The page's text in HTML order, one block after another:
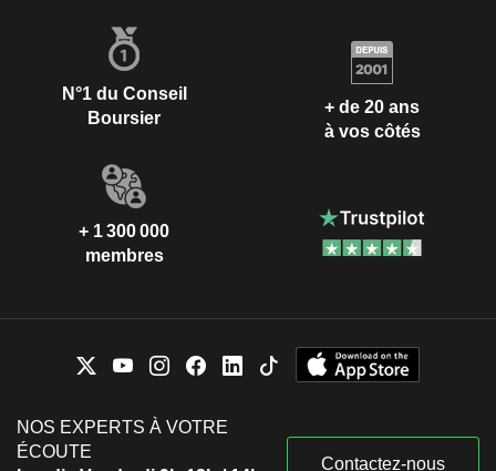
N°1 du Conseil
Boursier
+ de 20 ans
à vos côtés
+ 1 300 000
membres
NOS EXPERTS À VOTRE
ÉCOUTE
Contactez-nous